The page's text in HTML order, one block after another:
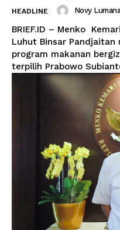
HEADLINE Novy
BRIEF.ID – Menko
Luhut Binsar
program makanan
terpilih Prabowo